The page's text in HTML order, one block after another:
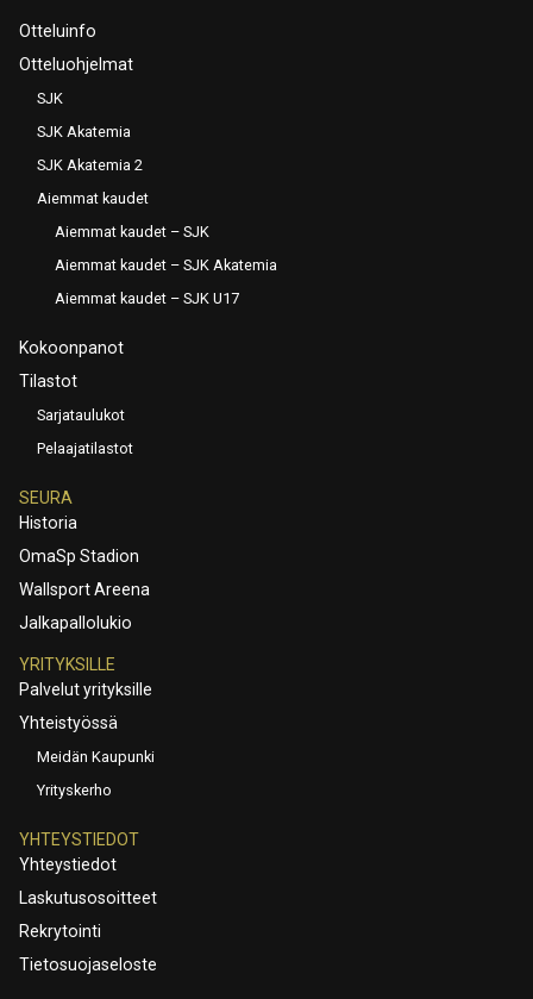
Otteluinfo
Otteluohjelmat
SJK
SJK Akatemia
SJK Akatemia 2
Aiemmat kaudet
Aiemmat kaudet – SJK
Aiemmat kaudet – SJK Akatemia
Aiemmat kaudet – SJK U17
Kokoonpanot
Tilastot
Sarjataulukot
Pelaajatilastot
SEURA
Historia
OmaSp Stadion
Wallsport Areena
Jalkapallolukio
YRITYKSILLE
Palvelut yrityksille
Yhteistyössä
Meidän Kaupunki
Yrityskerho
YHTEYSTIEDOT
Yhteystiedot
Laskutusosoitteet
Rekrytointi
Tietosuojaseloste